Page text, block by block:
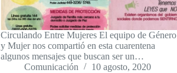
Circulando Entre Mujeres El equipo de Género
y Mujer nos compartió en esta cuarentena
algunos mensajes que buscan ser un…
Comunicación
10 agosto, 2020